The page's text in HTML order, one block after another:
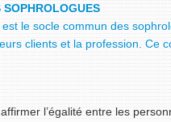
le socle commun des
clients et la profession. Ce
l’égalité entre les